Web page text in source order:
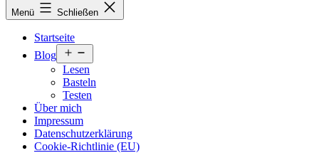
Menü Schließen
Startseite
Blog
öffnen
Lesen
Basteln
Testen
Über mich
Impressum
Datenschutzerklärung
Cookie-Richtlinie (EU)